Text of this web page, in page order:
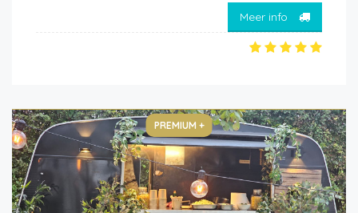
Meer info
PREMIUM +